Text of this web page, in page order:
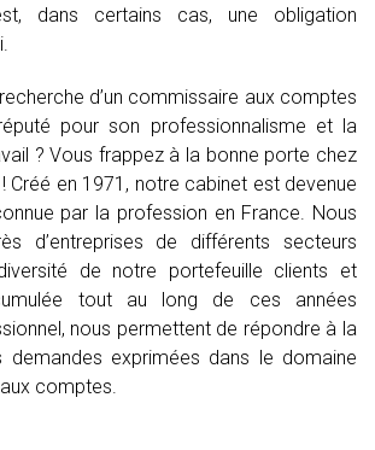
dans certains cas, une obligation
d’un commissaire aux comptes
pour son professionnalisme et la
? Vous frappez à la bonne porte chez
Créé en 1971, notre cabinet est devenue
par la profession en France. Nous
d’entreprises de différents secteurs
de notre portefeuille clients et
tout au long de ces années
nous permettent de répondre à la
demandes exprimées dans le domaine
comptes.